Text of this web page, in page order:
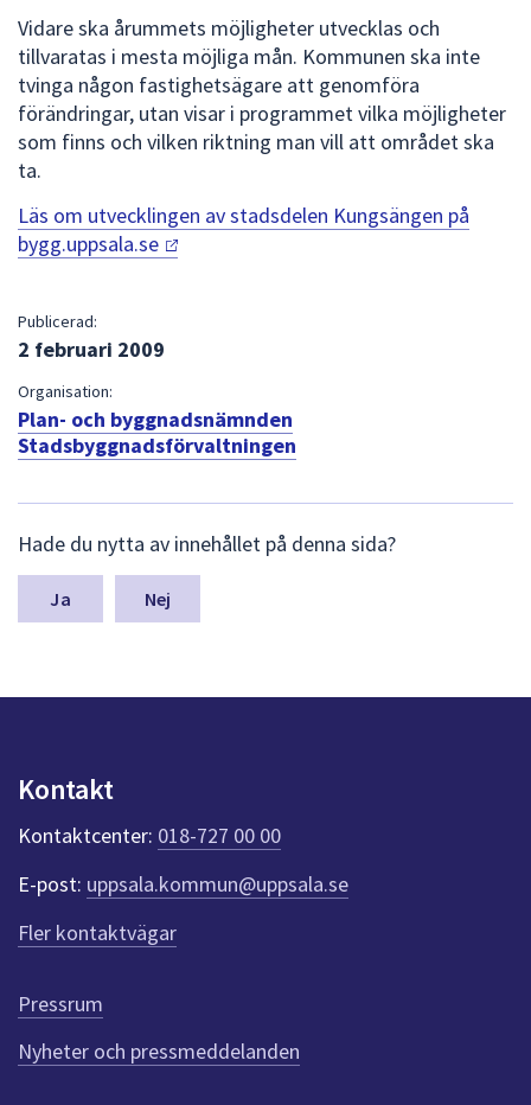
Vidare ska årummets möjligheter utvecklas och
tillvaratas i mesta möjliga mån. Kommunen ska inte
tvinga någon fastighetsägare att genomföra
förändringar, utan visar i programmet vilka möjligheter
som finns och vilken riktning man vill att området ska
ta.
Läs om utvecklingen av stadsdelen Kungsängen på
bygg.uppsala.se
Publicerad:
2 februari 2009
Organisation:
Plan- och byggnadsnämnden
Stadsbyggnadsförvaltningen
ä
m
a
n
k
t
e
r
f
ö
r
e
n
n
a
Hade du nytta av innehållet på denna sida?
Nej
Kontakt
Kontaktcenter: 018-727 00 00
E-post: uppsala.kommun@uppsala.se
Fler kontaktvägar
Pressrum
Nyheter och pressmeddelanden